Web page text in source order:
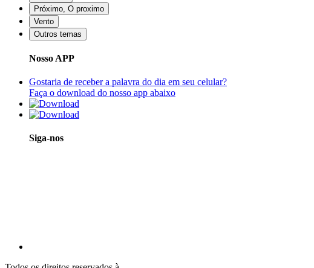
Próximo, O proximo
Vento
Outros temas
Nosso APP
Gostaria de receber a palavra do dia em seu celular?
Faça o download do nosso app abaixo
Siga-nos